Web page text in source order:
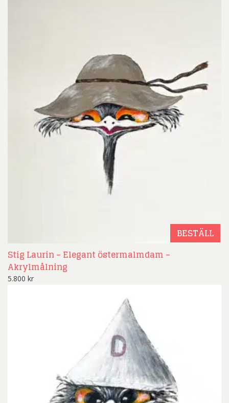
BESTÄLL
Stig Laurin – Elegant östermalmdam –
Akrylmålning
5.800 kr